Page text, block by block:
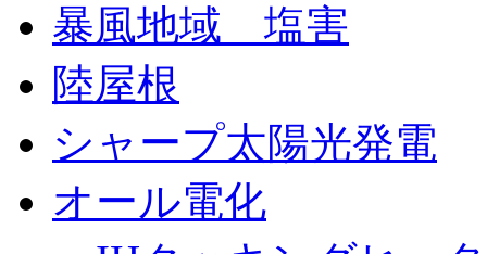
暴風地域 塩害
陸屋根
シャープ太陽光発電
オール電化